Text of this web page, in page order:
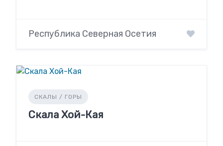
Республика Северная Осетия
СКАЛЫ / ГОРЫ
Скала Хой-Кая